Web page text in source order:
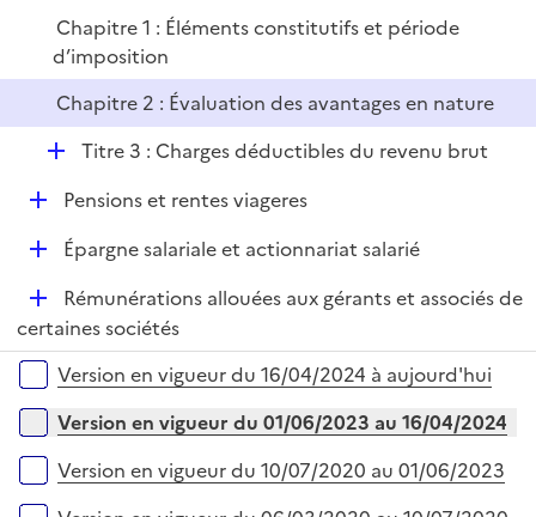
r p
l
i
e
Chapitre 1 : Éléments constitutifs et période
d’imposition
Chapitre 2 : Évaluation des avantages en nature
D
p
l
i
e
r
Titre 3 : Charges déductibles du revenu brut
D
e
r
Pensions et rentes viageres
D
l
e
r
Épargne salariale et actionnariat salarié
D
é
p
e
r
Rémunérations allouées aux gérants et associés de
certaines sociétés
Versions sur la période
Version en vigueur du 16/04/2024 à aujourd'hui
Version en vigueur du 01/06/2023 au 16/04/2024
Version en vigueur du 10/07/2020 au 01/06/2023